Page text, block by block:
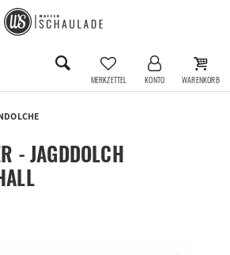
MERKZETTEL KONTO WARENKORB
- JAGDDOLCH